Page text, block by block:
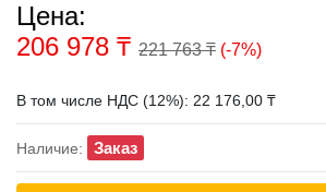
Цена:
206 978 ₸ 221 763 ₸ (-7%)
В том числе НДС (12%): 22 176,00 ₸
Наличие: Заказ